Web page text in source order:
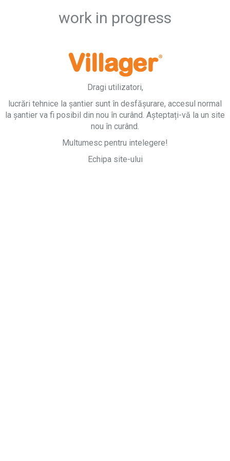
work in progress
Dragi utilizatori,
lucrări tehnice la șantier sunt în desfășurare, accesul normal
la șantier va fi posibil din nou în curând. Așteptați-vă la un site
nou în curând.
Multumesc pentru intelegere!
Echipa site-ului